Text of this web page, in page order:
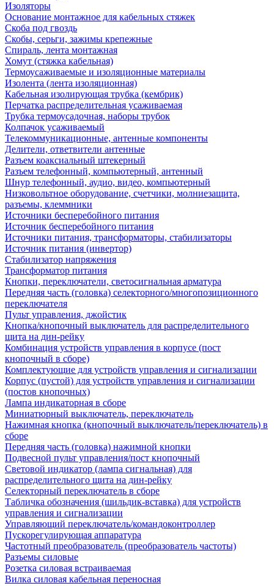
Изоляторы
Основание монтажное для кабельных стяжек
Скоба под гвоздь
Скобы, серьги, зажимы крепежные
Спираль, лента монтажная
Хомут (стяжка кабельная)
Термоусаживаемые и изоляционные материалы
Изолента (лента изоляционная)
Кабельная изолирующая трубка (кембрик)
Перчатка распределительная усаживаемая
Трубка термоусадочная, наборы трубок
Колпачок усаживаемый
Телекоммуникационные, антенные компоненты
Делители, ответвители антенные
Разъем коаксиальный штекерный
Разъем телефонный, компьютерный, антенный
Шнур телефонный, аудио, видео, компьютерный
Низковольтное оборудование, счетчики, молниезащита,
разъемы, клеммники
Источники бесперебойного питания
Источник бесперебойного питания
Источники питания, трансформаторы, стабилизаторы
Источник питания (инвертор)
Стабилизатор напряжения
Трансформатор питания
Кнопки, переключатели, светосигнальная арматура
Передняя часть (головка) селекторного/многопозиционного
переключателя
Пульт управления, джойстик
Кнопка/кнопочный выключатель для распределительного
щита на дин-рейку
Комбинация устройств управления в корпусе (пост
кнопочный в сборе)
Комплектующие для устройств управления и сигнализации
Корпус (пустой) для устройств управления и сигнализации
(постов кнопочных)
Лампа индикаторная в сборе
Миниатюрный выключатель, переключатель
Нажимная кнопка (кнопочный выключатель/переключатель) в
сборе
Передняя часть (головка) нажимной кнопки
Подвесной пульт управления/пост кнопочный
Световой индикатор (лампа сигнальная) для
распределительного щита на дин-рейку
Селекторный переключатель в сборе
Табличка обозначения (шильдик-вставка) для устройств
управления и сигнализации
Управляющий переключатель/командоконтроллер
Пускорегулирующая аппаратура
Частотный преобразователь (преобразователь частоты)
Разъемы силовые
Розетка силовая встраиваемая
Вилка силовая кабельная переносная